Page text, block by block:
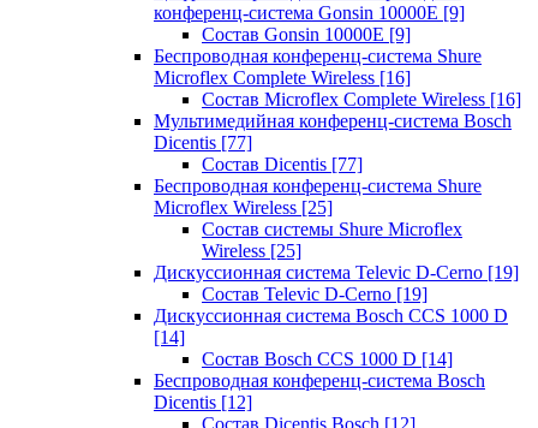
конференц-система Gonsin 10000E [9]
Состав Gonsin 10000E [9]
Беспроводная конференц-система Shure
Microflex Complete Wireless [16]
Состав Microflex Complete Wireless [16]
Мультимедийная конференц-система Bosch
Dicentis [77]
Состав Dicentis [77]
Беспроводная конференц-система Shure
Microflex Wireless [25]
Состав системы Shure Microflex
Wireless [25]
Дискуссионная система Televic D-Cerno [19]
Состав Televic D-Cerno [19]
Дискуссионная система Bosch CCS 1000 D
[14]
Состав Bosch CCS 1000 D [14]
Беспроводная конференц-система Bosch
Dicentis [12]
Состав Dicentis Bosch [12]